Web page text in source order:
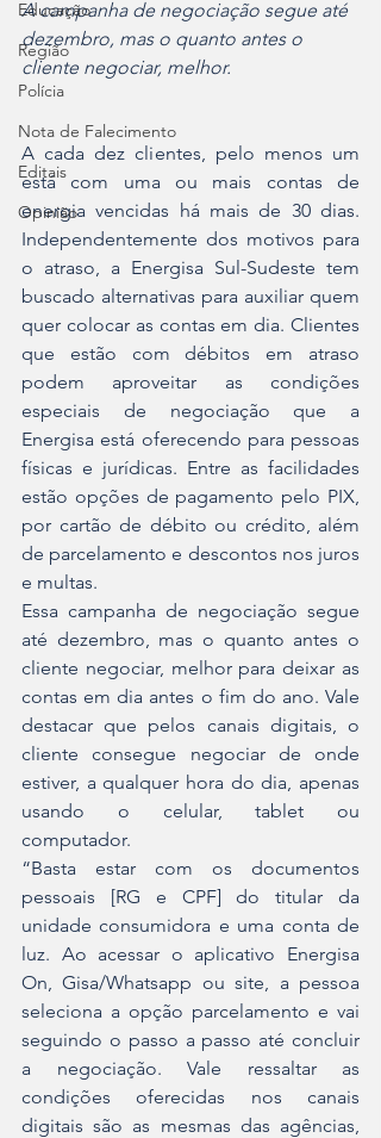
Educação
Região
Polícia
Nota de Falecimento
Editais
Opinião
A campanha de negociação segue até
dezembro, mas o quanto antes o
cliente negociar, melhor.
A cada dez clientes, pelo menos um
está com uma ou mais contas de
energia vencidas há mais de 30 dias.
Independentemente dos motivos para
o atraso, a Energisa Sul-Sudeste tem
buscado alternativas para auxiliar quem
quer colocar as contas em dia. Clientes
que estão com débitos em atraso
podem aproveitar as condições
especiais de negociação que a
Energisa está oferecendo para pessoas
físicas e jurídicas. Entre as facilidades
estão opções de pagamento pelo PIX,
por cartão de débito ou crédito, além
de parcelamento e descontos nos juros
e multas.
Essa campanha de negociação segue
até dezembro, mas o quanto antes o
cliente negociar, melhor para deixar as
contas em dia antes o fim do ano. Vale
destacar que pelos canais digitais, o
cliente consegue negociar de onde
estiver, a qualquer hora do dia, apenas
usando o celular, tablet ou
computador.
“Basta estar com os documentos
pessoais [RG e CPF] do titular da
unidade consumidora e uma conta de
luz. Ao acessar o aplicativo Energisa
On, Gisa/Whatsapp ou site, a pessoa
seleciona a opção parcelamento e vai
seguindo o passo a passo até concluir
a negociação. Vale ressaltar as
condições oferecidas nos canais
digitais são as mesmas das agências,